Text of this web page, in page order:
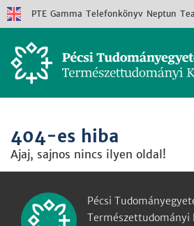
PTE Gamma Telefonkönyv Neptun
404-es hiba
Ajaj, sajnos nincs ilyen oldal!
Pécsi
Természettudományi